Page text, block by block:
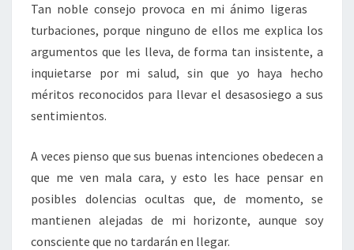
Tan noble consejo provoca en mi ánimo ligeras
turbaciones, porque ninguno de ellos me explica los
argumentos que les lleva, de forma tan insistente, a
inquietarse por mi salud, sin que yo haya hecho
méritos reconocidos para llevar el desasosiego a sus
sentimientos.
A veces pienso que sus buenas intenciones obedecen a
que me ven mala cara, y esto les hace pensar en
posibles dolencias ocultas que, de momento, se
mantienen alejadas de mi horizonte, aunque soy
consciente que no tardarán en llegar.